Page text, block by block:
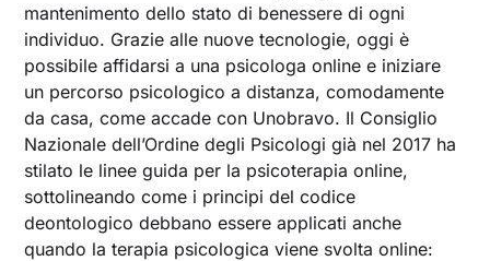
mantenimento dello stato di benessere di ogni
individuo. Grazie alle nuove tecnologie, oggi è
possibile affidarsi a una psicologa online e iniziare
un percorso psicologico a distanza, comodamente
da casa, come accade con Unobravo. Il Consiglio
Nazionale dell’Ordine degli Psicologi già nel 2017 ha
stilato le linee guida per la psicoterapia online,
sottolineando come i principi del codice
deontologico debbano essere applicati anche
quando la terapia psicologica viene svolta online: